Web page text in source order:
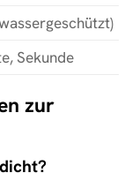
Sekunde
zur